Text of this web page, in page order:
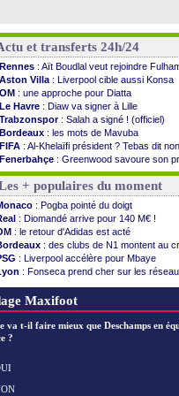
et transferts 24h/24
Rennes : Aït Boudlal veut rejoindre
Aston Villa : Liverpool cible aussi Konsa
OM : une approche pour Diatta
Le Havre : Diaw va signer à Lille
Trabzonspor : Salah a signé ! (officiel)
Bordeaux : les mots de Mavuba
FIFA : Al-Khelaïfi président ? Tebas dit non
Fenerbahçe : Greenwood savoure son
: Mavuba n'est plus
Galatasaray: Milan rejette 35 M€ pour
Southampton: D. Traoré prêté au Mans
Real: Vinicius tout proche de prolonger !
VIDEO: un accueil impressionnant pour
: Diomandé attendu ce jeudi à
: Rodri, la piste Barça se confirme
PSG : Akliouche arrive ce jeudi à Paris !
Médias : la Liga quitte beIN Sports !
Real : ça se complique pour Rodri !
FIFA: des excuses après le projet
Arsenal
+ populaires du moment
: Pogba pointé du doigt
: Diomandé arrive pour 140 M€ !
: le retour d'Adidas est acté
: des clubs de N1 montent au
: Liverpool accélère pour Mbaye
: Fonseca prend cher sur les
: une nouvelle offre pour Vinicius
Maxifoot
va t-il faire mieux que Deschamps en
?